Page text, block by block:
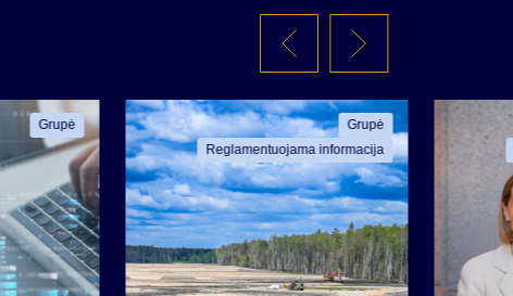
Grupė
Grupė
Reglamentuojama informacija